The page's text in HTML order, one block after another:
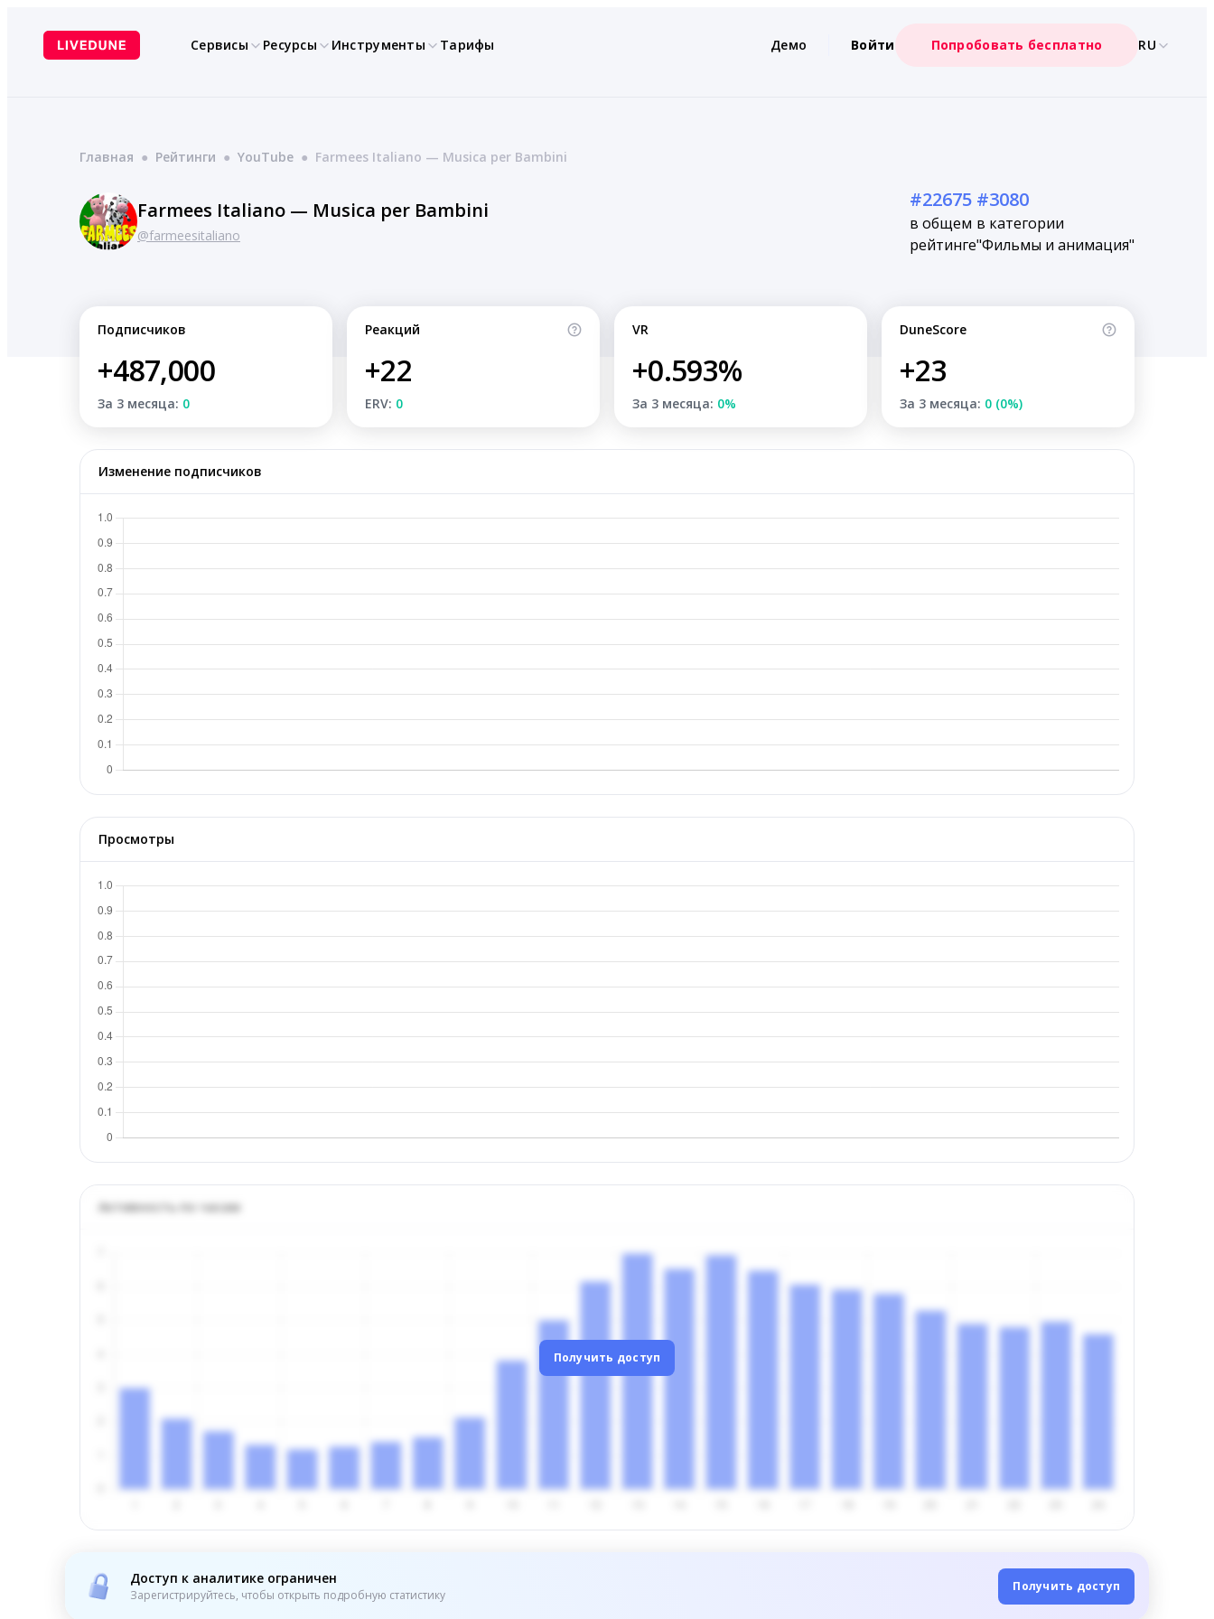
содержимому
Сервисы Ресурсы Инструменты Тарифы Демо Войти Попробовать бесплатно RU
Главная ● Рейтинги ● YouTube ● Farmees Italiano — Musica per Bambini
Farmees Italiano — Musica per Bambini
@farmeesitaliano
#22675
в общем
рейтинге
#3080
в категории
"Фильмы и анимация"
Подписчиков
+487,000
За 3 месяца: 0
Реакций
+22
ERV: 0
VR
+0.593%
За 3 месяца: 0%
DuneScore
+23
За 3 месяца: 0 (0%)
Изменение подписчиков
Просмотры
Активность по часам
Получить доступ
Доступ к аналитике ограничен
Зарегистрируйтесь, чтобы открыть подробную статистику
Получить доступ